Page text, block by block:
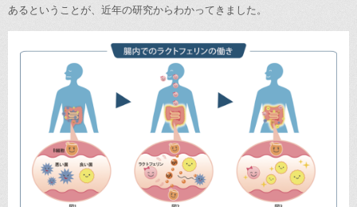
あるということが、近年の研究からわかってきました。